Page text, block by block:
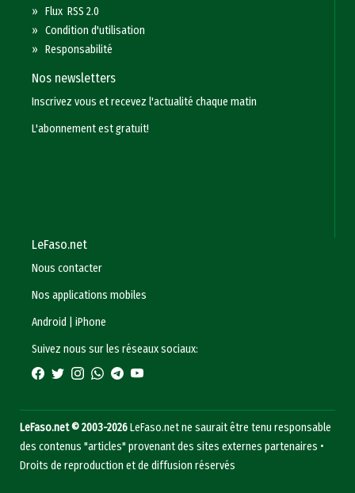
»Flux RSS 2.0
»Condition d'utilisation
»Responsabilité
Nos newsletters
Inscrivez vous et recevez l'actualité chaque matin
L'abonnement est gratuit!
LeFaso.net
Nous contacter
Nos applications mobiles
Android
|iPhone
Suivez nous sur les réseaux sociaux:
LeFaso.net © 2003-2026LeFaso.net ne saurait être tenu responsable
des contenus "articles" provenant des sites externes partenaires •
Droits de reproduction et de diffusion réservés